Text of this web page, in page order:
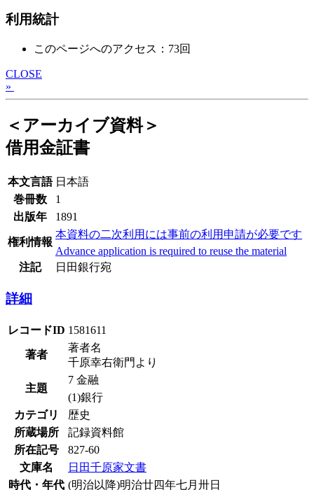
利用統計
このページへのアクセス：73回
CLOSE
»
＜アーカイブ資料＞
借用金証書
本文言語 日本語
巻冊数
1
出版年
1891
権利情報
本資料の二次利用には事前の利用申請が必要です
Advance application is required to reuse the material
注記
日田銀行宛
詳細
レコードID 1581611
著者
著者名
千原幸右衛門より
主題
7 金融
(1)銀行
カテゴリ
歴史
所蔵場所
記録資料館
所在記号
827-60
文庫名
日田千原家文書
時代・年代 (明治以降)明治廿四年七月卅日